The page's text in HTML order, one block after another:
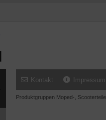
Kontakt Impressum
Produktgruppen Moped-, Scooterteile